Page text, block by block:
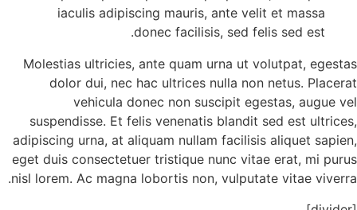
iaculis adipiscing mauris, ante
donec facilisis, sed
Molestias ultricies, ante quam urna ut
dolor dui, nec hac ultrices nulla
vehicula donec non suscipit
suspendisse. Et felis venenatis
adipiscing urna, at aliquam nullam
eget duis consectetuer tristique nunc
nisl lorem. Ac magna lobortis non,